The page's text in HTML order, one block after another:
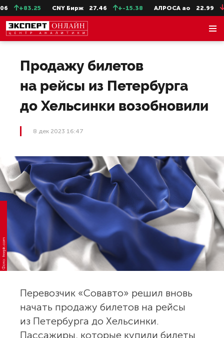
+83.25 CNY Бирж 27.46 +-15.38 АЛРОСА ао 22.99 -
Продажу билетов
на рейсы из Петербурга
до Хельсинки возобновили
8 дек 2023 16:47
Фото: freepik.com
Перевозчик «Совавто» решил вновь
начать продажу билетов на рейсы
из Петербурга до Хельсинки.
Пассажиры, которые купили билеты